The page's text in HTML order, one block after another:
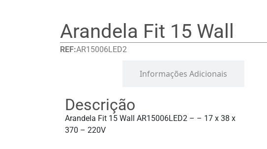
Arandela Fit 15 Wall
REF:AR15006LED2
Informações Adicionais
Descrição
Arandela Fit 15 Wall AR15006LED2 – – 17 x 38 x
370 – 220V